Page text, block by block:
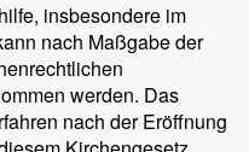
insbesondere im
nach Maßgabe der
werden. Das
nach der Eröffnung